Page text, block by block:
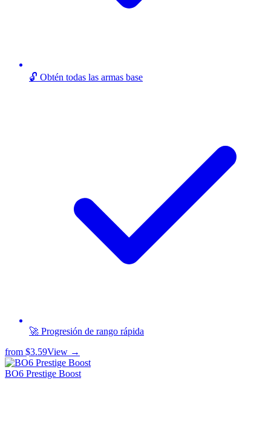
🔓 Obtén todas las armas base
🚀 Progresión de rango rápida
from $3.59View →
BO6 Prestige Boost